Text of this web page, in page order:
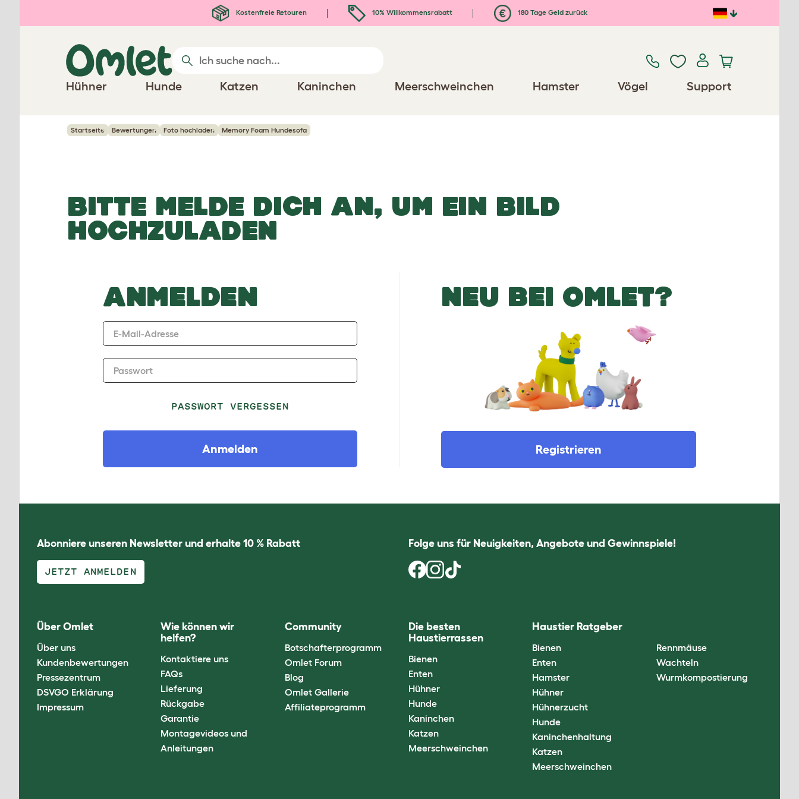
Kostenfreie Retouren 10% Willkommensrabatt 180 Tage Geld zurück
Hühner Hunde Katzen Kaninchen Meerschweinchen Hamster Vögel Support
Startseite Bewertungen Foto hochladen Memory Foam Hundesofa
BITTE MELDE DICH AN, UM EIN BILD
HOCHZULADEN
ANMELDEN
E-Mail-Adresse
Passwort
PASSWORT VERGESSEN
Anmelden
NEU BEI OMLET?
Registrieren
Abonniere unseren Newsletter und erhalte 10 % Rabatt
JETZT ANMELDEN
Folge uns für Neuigkeiten, Angebote und Gewinnspiele!
Über Omlet
Über uns
Kundenbewertungen
Pressezentrum
DSVGO Erklärung
Impressum
Wie können wir
helfen?
Kontaktiere uns
FAQs
Lieferung
Rückgabe
Garantie
Montagevideos und
Anleitungen
Community
Botschafterprogramm
Omlet Forum
Blog
Omlet Gallerie
Affiliateprogramm
Die besten
Haustierrassen
Bienen
Enten
Hühner
Hunde
Kaninchen
Katzen
Meerschweinchen
Haustier Ratgeber
Bienen
Enten
Hamster
Hühner
Hühnerzucht
Hunde
Kaninchenhaltung
Katzen
Meerschweinchen
Rennmäuse
Wachteln
Wurmkompostierung